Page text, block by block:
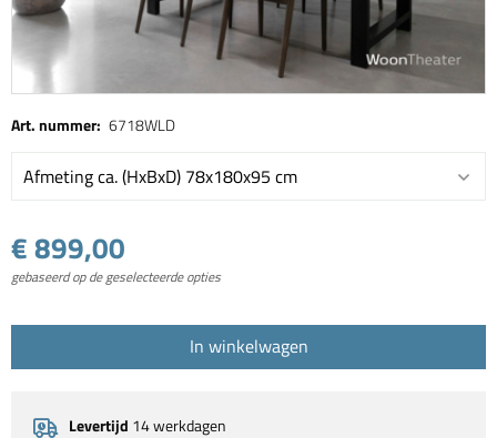
Art. nummer: 6718WLD
Afmeting ca. (HxBxD) 78x180x95 cm
€ 899,00
gebaseerd op de geselecteerde opties
In winkelwagen
Levertijd 14 werkdagen